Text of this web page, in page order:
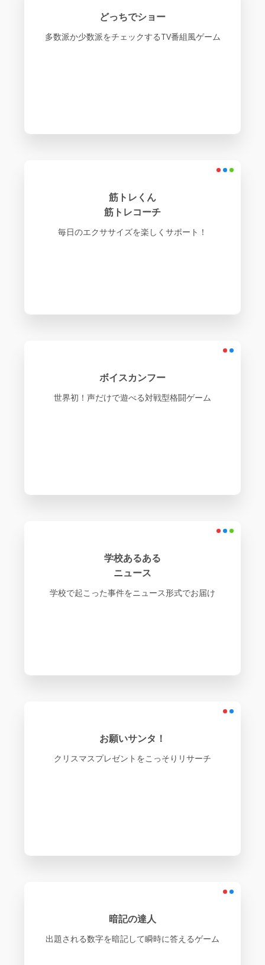
どっちでショー
多数派か少数派をチェックするTV番組風ゲーム
筋トレくん
筋トレコーチ
毎日のエクササイズを楽しくサポート！
ボイスカンフー
世界初！声だけで遊べる対戦型格闘ゲーム
学校あるある
ニュース
学校で起こった事件をニュース形式でお届け
お願いサンタ！
クリスマスプレゼントをこっそりリサーチ
暗記の達人
出題される数字を暗記して瞬時に答えるゲーム